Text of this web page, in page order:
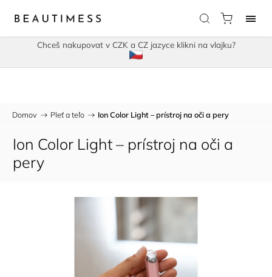
Chceš nakupovat v CZK a CZ jazyce klikni na vlajku?
Domov / Pleť a teľo / Ion Color Light – prístroj na oči a pery
Ion Color Light – prístroj na oči a
pery